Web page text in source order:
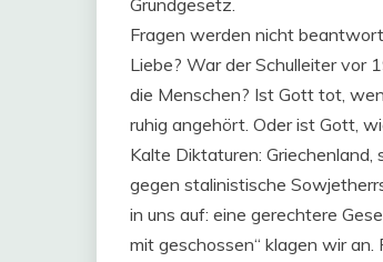
Grundgesetz.
Fragen werden nicht
Liebe? War der Schulleiter vor
die Menschen? Ist Gott tot,
ruhig angehört. Oder ist Gott,
Kalte Diktaturen: Griechenland,
gegen stalinistische
in uns auf: eine gerechtere
mit geschossen“ klagen wir